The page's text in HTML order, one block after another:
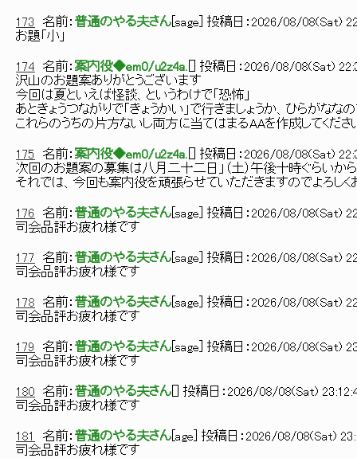
173 名前： 普通のやる夫さん sage ] 投稿日： 2026/08/08(Sat)
お題「小」
174 名前： 案内役◆em0/u2z4a. ] 投稿日： 2026/08/08(Sat)
沢山のお題案ありがとうございます
今回は夏といえば怪談、というわけで「恐怖」
あときょうつながりで「きょうかい」で行きましょうか、ひらがな
これらのうちの片方ないし両方に当てはまるAAを作成してくださ
175 名前： 案内役◆em0/u2z4a. ] 投稿日： 2026/08/08(Sat)
次回のお題案の募集は八月二十二日」（土）午後十時ぐらいか
それでは、今回も案内役を頑張らせていただきますのでよろしく
176 名前： 普通のやる夫さん sage ] 投稿日： 2026/08/08(Sat)
司会品評お疲れ様です
177 名前： 普通のやる夫さん sage ] 投稿日： 2026/08/08(Sat)
司会品評お疲れ様です
178 名前： 普通のやる夫さん sage ] 投稿日： 2026/08/08(Sat)
司会品評お疲れ様です
179 名前： 普通のやる夫さん sage ] 投稿日： 2026/08/08(Sat)
司会品評お疲れ様です
180 名前： 普通のやる夫さん ] 投稿日： 2026/08/08(Sat)
司会品評お疲れ様です
181 名前： 普通のやる夫さん age ] 投稿日： 2026/08/08(Sat)
司会品評お疲れ様です